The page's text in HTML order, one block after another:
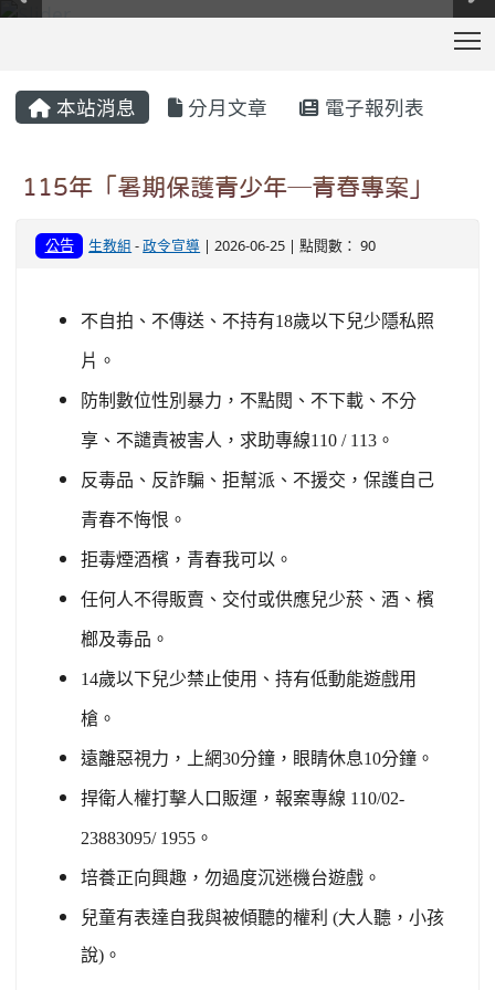
本站消息 分月文章 電子報列表
115年「暑期保護青少年─青春專案」
公告 生教組 -政令宣導 | 2026-06-25 | 點閱數： 90
不自拍、不傳送、不持有18歲以下兒少隱私照
片。
防制數位性別暴力，不點閱、不下載、不分
享、不譴責被害人，求助專線110 / 113。
反毒品、反詐騙、拒幫派、不援交，保護自己
青春不悔恨。
拒毒煙酒檳，青春我可以。
任何人不得販賣、交付或供應兒少菸、酒、檳
榔及毒品。
14歲以下兒少禁止使用、持有低動能遊戲用
槍。
遠離惡視力，上網30分鐘，眼睛休息10分鐘。
捍衛人權打擊人口販運，報案專線 110/02-
23883095/ 1955。
培養正向興趣，勿過度沉迷機台遊戲。
兒童有表達自我與被傾聽的權利 (大人聽，小孩
說)。